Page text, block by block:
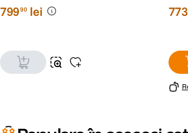
79990 lei 773